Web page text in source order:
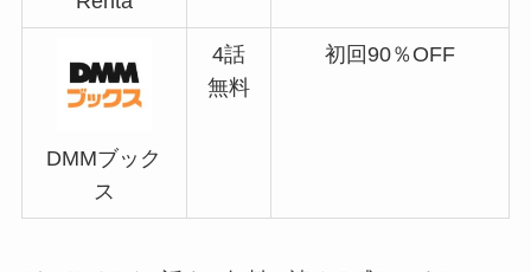
DMMブック
ス
4話
無料
初回90％OFF